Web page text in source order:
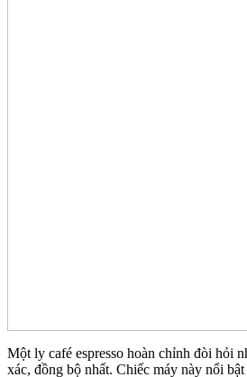
Một ly café espresso hoàn chỉnh đòi hỏi
xác, đồng bộ nhất. Chiếc máy này nổi